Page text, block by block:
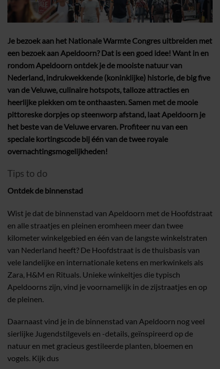
Je bezoek aan het Nationale Warmte Congres uitbreiden met
een bezoek aan Apeldoorn? Dat is een goed idee! Want in en
rondom Apeldoorn ontdek je de mooiste natuur van
Nederland, indrukwekkende (koninklijke) historie, de big five
van de Veluwe, culinaire hotspots, talloze attracties en
heerlijke plekken om te onthaasten. Samen met de mooie
pittoreske dorpjes op steenworp afstand, laat Apeldoorn je
het beste van de Veluwe ervaren. Profiteer nu van een
speciale kortingscode bij één van de twee royale
overnachtingsmogelijkheden!
Tips to do
Ontdek de binnenstad
Wist je dat de binnenstad van Apeldoorn met de Hoofdstraat
en alle straatjes en pleinen eromheen meer dan twee
kilometer winkelgebied en één van de langste winkelstraten
van Nederland heeft? De Hoofdstraat is de thuisbasis van
vele landelijke en internationale ketens en merkwinkels als
Zara, H&M en Rituals. Unieke winkeltjes die typisch
Apeldoorns zijn, vind je voornamelijk in de zijstraatjes en op
de pleinen.
Daarnaast vind je in de binnenstad van Apeldoorn nog veel
sierlijke Jugendstilgevels en -details, geïnspireerd op de
natuur en met gracieus gestileerde planten, bloemen en
vogels. Kijk dus